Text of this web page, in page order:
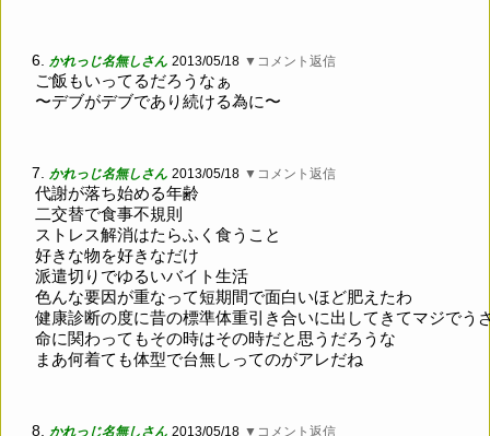
6. かれっじ名無しさん 2013/05/18 ▼コメント返信
ご飯もいってるだろうなぁ
〜デブがデブであり続ける為に〜
7. かれっじ名無しさん 2013/05/18 ▼コメント返信
代謝が落ち始める年齢
二交替で食事不規則
ストレス解消はたらふく食うこと
好きな物を好きなだけ
派遣切りでゆるいバイト生活
色んな要因が重なって短期間で面白いほど肥えたわ
健康診断の度に昔の標準体重引き合いに出してきてマジでう
命に関わってもその時はその時だと思うだろうな
まあ何着ても体型で台無しってのがアレだね
8. かれっじ名無しさん 2013/05/18 ▼コメント返信